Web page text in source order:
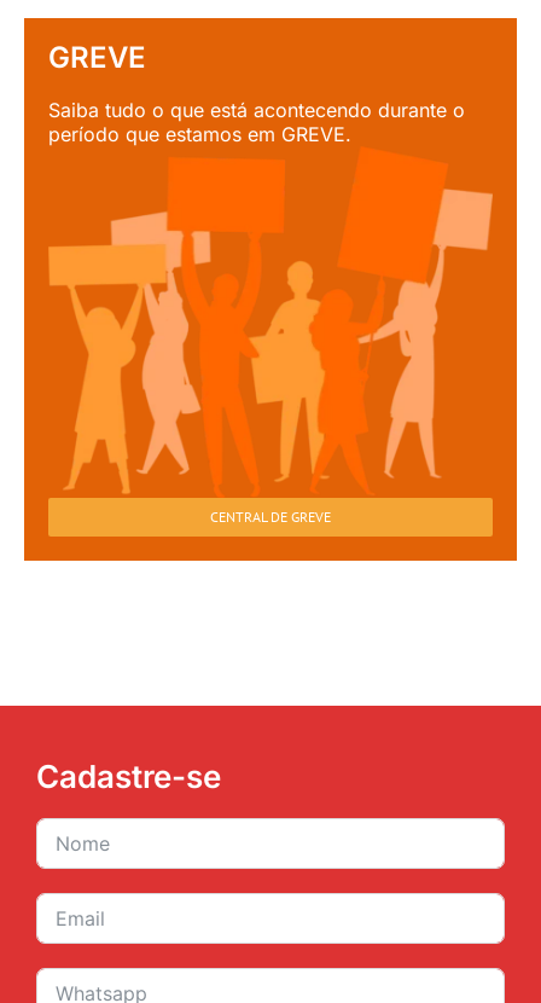
GREVE
Saiba tudo o que está acontecendo durante o
período que estamos em GREVE.
CENTRAL DE GREVE
Cadastre-se